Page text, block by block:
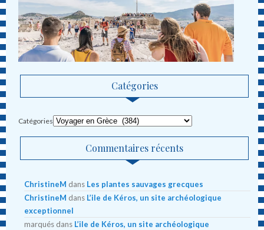
Catégories
Catégories
Commentaires récents
ChristineM dans Les plantes sauvages grecques
ChristineM dans L’ile de Kéros, un site archéologique
exceptionnel
marqués dans L’ile de Kéros, un site archéologique